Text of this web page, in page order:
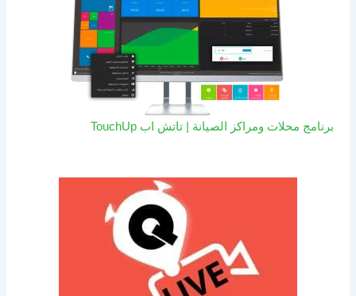
برنامج محلات ومراكز الصيانة | تاتش اب TouchUp